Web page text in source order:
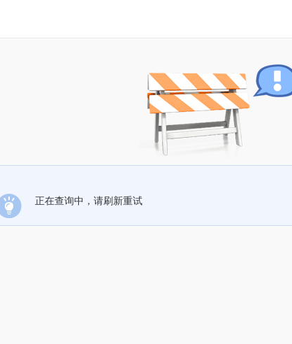
正在查询中，请刷新重试